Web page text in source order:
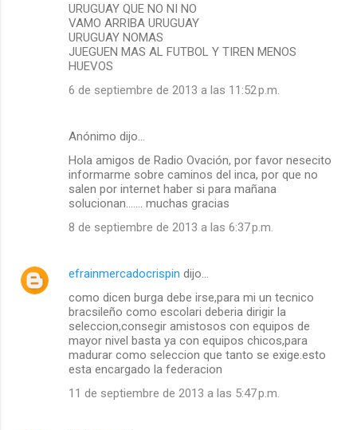
URUGUAY QUE NO NI NO
VAMO ARRIBA URUGUAY
URUGUAY NOMAS
JUEGUEN MAS AL FUTBOL Y TIREN MENOS
HUEVOS
6 de septiembre de 2013 a las 11:52 p.m.
Anónimo dijo…
Hola amigos de Radio Ovación, por favor nesecito
informarme sobre caminos del inca, por que no
salen por internet haber si para mañana
solucionan....... muchas gracias
8 de septiembre de 2013 a las 6:37 p.m.
efrainmercadocrispin dijo…
como dicen burga debe irse,para mi un tecnico
bracsileño como escolari deberia dirigir la
seleccion,consegir amistosos con equipos de
mayor nivel basta ya con equipos chicos,para
madurar como seleccion que tanto se exige.esto
esta encargado la federacion
11 de septiembre de 2013 a las 5:47 p.m.